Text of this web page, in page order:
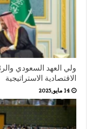
ولي العهد السعودي
الاقتصادية الاستراتيجية
14 مايو,2025